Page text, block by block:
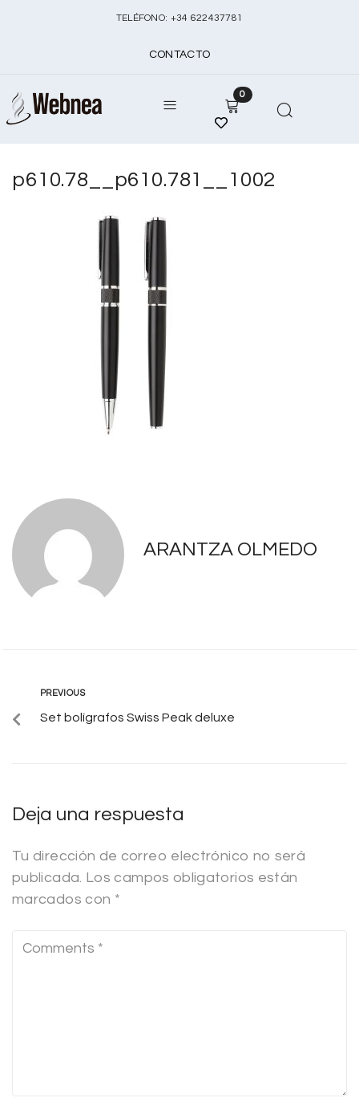
TELÉFONO: +34 622437781
CONTACTO
0
p610.78__p610.781__1002
ARANTZA OLMEDO
PREVIOUS
Set bolígrafos Swiss Peak deluxe
Deja una respuesta
Tu dirección de correo electrónico no será
publicada. Los campos obligatorios están
marcados con *